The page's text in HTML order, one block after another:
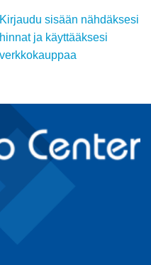
Kirjaudu sisään nähdäksesi
hinnat ja käyttääksesi
verkkokauppaa